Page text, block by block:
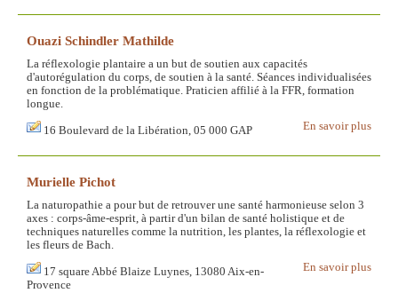
Ouazi Schindler Mathilde
La réflexologie plantaire a un but de soutien aux capacités
d'autorégulation du corps, de soutien à la santé. Séances individualisées
en fonction de la problématique. Praticien affilié à la FFR, formation
longue.
En savoir plus
16 Boulevard de la Libération, 05 000 GAP
Murielle Pichot
La naturopathie a pour but de retrouver une santé harmonieuse selon 3
axes : corps-âme-esprit, à partir d'un bilan de santé holistique et de
techniques naturelles comme la nutrition, les plantes, la réflexologie et
les fleurs de Bach.
En savoir plus
17 square Abbé Blaize Luynes, 13080 Aix-en-
Provence